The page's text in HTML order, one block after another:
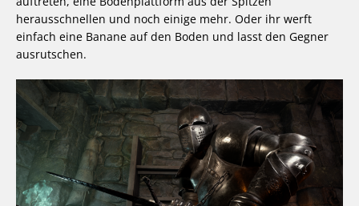
herausschnellen und noch einige mehr. Oder ihr werft
einfach eine Banane auf den Boden und lasst den Gegner
ausrutschen.